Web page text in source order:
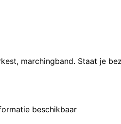
marchingband. Staat je
beschikbaar